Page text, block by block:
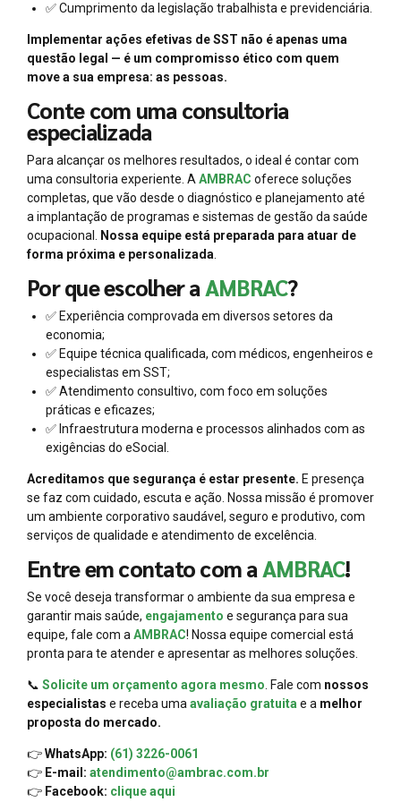
✅ Cumprimento da legislação trabalhista e previdenciária.
Implementar ações efetivas de SST não é apenas uma
questão legal — é um compromisso ético com quem
move a sua empresa: as pessoas.
Conte com uma consultoria
especializada
Para alcançar os melhores resultados, o ideal é contar com
uma consultoria experiente. AAMBRAC oferece soluções
completas, que vão desde o diagnóstico e planejamento até
a implantação de programas e sistemas de gestão da saúde
ocupacional. Nossa equipe está preparada para atuar de
forma próxima e personalizada.
Por que escolher aAMBRAC?
✅ Experiência comprovada em diversos setores da
economia;
✅ Equipe técnica qualificada, com médicos, engenheiros e
especialistas em SST;
✅ Atendimento consultivo, com foco em soluções
práticas e eficazes;
✅ Infraestrutura moderna e processos alinhados com as
exigências do eSocial.
Acreditamos que segurança é estar presente. E presença
se faz com cuidado, escuta e ação. Nossa missão é promover
um ambiente corporativo saudável, seguro e produtivo, com
serviços de qualidade e atendimento de excelência.
Entre em contato com aAMBRAC!
Se você deseja transformar o ambiente da sua empresa e
garantir mais saúde, engajamento e segurança para sua
equipe, fale com a AMBRAC! Nossa equipe comercial está
pronta para te atender e apresentar as melhores soluções.
📞 Solicite um orçamento agora mesmo . Fale com nossos
especialistas e receba uma avaliação gratuita e a melhor
proposta do mercado.
👉WhatsApp: (61) 3226-0061
👉 E-mail: atendimento@ambrac.com.br
👉 Facebook: clique aqui